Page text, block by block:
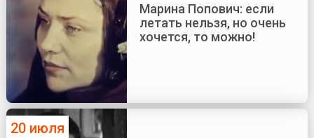
Марина Попович: если
летать нельзя, но очень
хочется, то можно!
20 июля